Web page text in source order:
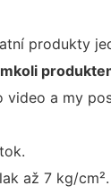
produkty
a my
až 7 kg/cm².